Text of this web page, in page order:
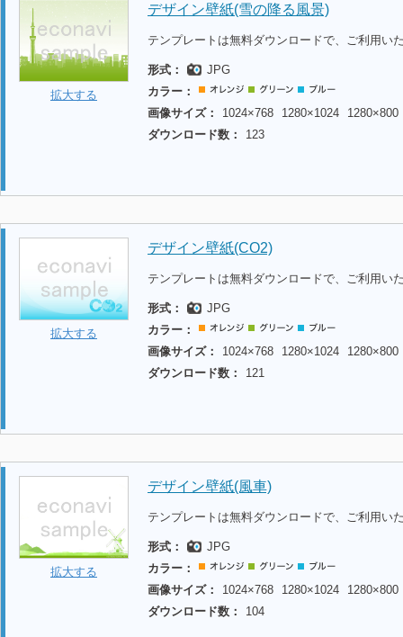
拡大する
デザイン壁紙(雪の降る風景)
テンプレートは無料ダウンロードで、ご利用い
形式：
JPG
カラー：
画像サイズ：
1024×768 1280×1024
1280×800
ダウンロード数：
123
拡大する
デザイン壁紙(CO2)
テンプレートは無料ダウンロードで、ご利用い
形式：
JPG
カラー：
画像サイズ：
1024×768 1280×1024
1280×800
ダウンロード数：
121
拡大する
デザイン壁紙(風車)
テンプレートは無料ダウンロードで、ご利用い
形式：
JPG
カラー：
画像サイズ：
1024×768 1280×1024
1280×800
ダウンロード数：
104